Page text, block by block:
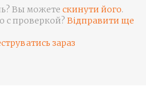
Вы можете скинути його.
с проверкой? Відправити ще
зараз